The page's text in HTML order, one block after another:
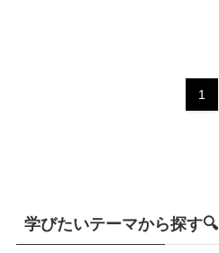
1
学びたいテーマから探す🔍